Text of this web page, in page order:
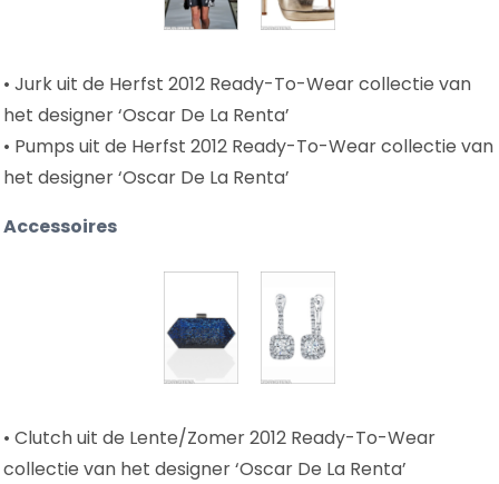
• Jurk uit de Herfst 2012 Ready-To-Wear collectie van
het designer ‘Oscar De La Renta’
• Pumps uit de Herfst 2012 Ready-To-Wear collectie van
het designer ‘Oscar De La Renta’
Accessoires
• Clutch uit de Lente/Zomer 2012 Ready-To-Wear
collectie van het designer ‘Oscar De La Renta’